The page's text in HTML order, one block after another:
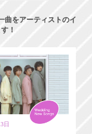
曲をアーティストのイ
！
日